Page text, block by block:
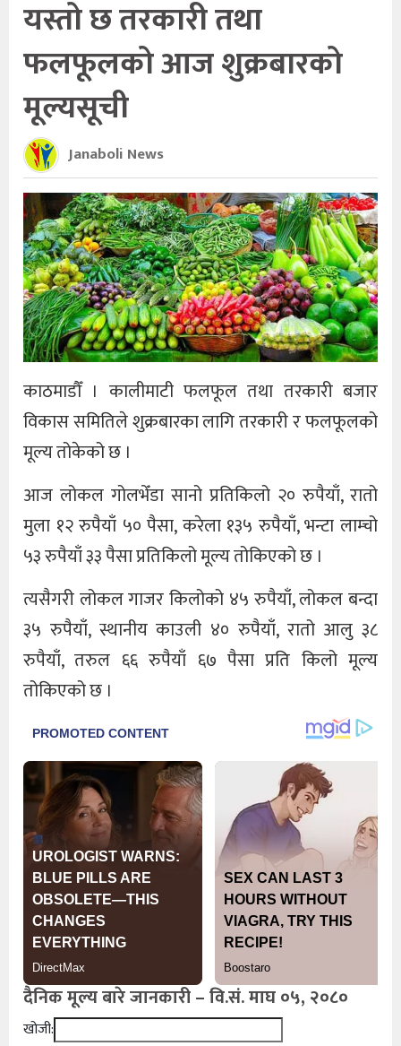
यस्तो छ तरकारी तथा
फलफूलको आज शुक्रबारको
मूल्यसूची
Janaboli News
काठमाडौँ । कालीमाटी फलफूल तथा तरकारी बजार
विकास समितिले शुक्रबारका लागि तरकारी र फलफूलको
मूल्य तोकेको छ ।
आज लोकल गोलभेँडा सानो प्रतिकिलो २० रुपैयाँ, रातो
मुला १२ रुपैयाँ ५० पैसा, करेला १३५ रुपैयाँ, भन्टा लाम्चो
५३ रुपैयाँ ३३ पैसा प्रतिकिलो मूल्य तोकिएको छ ।
त्यसैगरी लोकल गाजर किलोको ४५ रुपैयाँ, लोकल बन्दा
३५ रुपैयाँ, स्थानीय काउली ४० रुपैयाँ, रातो आलु ३८
रुपैयाँ, तरुल ६६ रुपैयाँ ६७ पैसा प्रति किलो मूल्य
तोकिएको छ ।
दैनिक मूल्य बारे जानकारी – वि.सं. माघ ०५, २०८०
खोजी: